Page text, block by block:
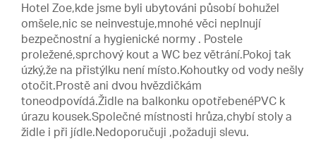
Hotel Zoe,kde jsme byli ubytováni působí bohužel
omšele,nic se neinvestuje,mnohé věci neplnují
bezpečnostní a hygienické normy . Postele
proležené,sprchový kout a WC bez větrání.Pokoj tak
úzký,že na přistýlku není místo.Kohoutky od vody nešly
otočit.Prostě ani dvou hvězdičkám
toneodpovídá.Židle na balkonku opotřebenéPVC k
úrazu kousek.Společné místnosti hrůza,chybí stoly a
židle i při jídle.Nedoporučuji ,požaduji slevu.